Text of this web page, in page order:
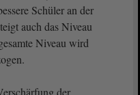
Schüler an der
auch das Niveau
Niveau wird
der